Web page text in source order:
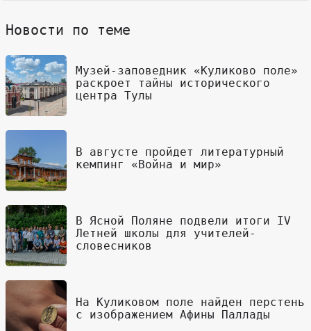
Новости по теме
Музей-заповедник «Куликово поле»
раскроет тайны исторического
центра Тулы
В августе пройдет литературный
кемпинг «Война и мир»
В Ясной Поляне подвели итоги IV
Летней школы для учителей-
словесников
На Куликовом поле найден перстень
с изображением Афины Паллады